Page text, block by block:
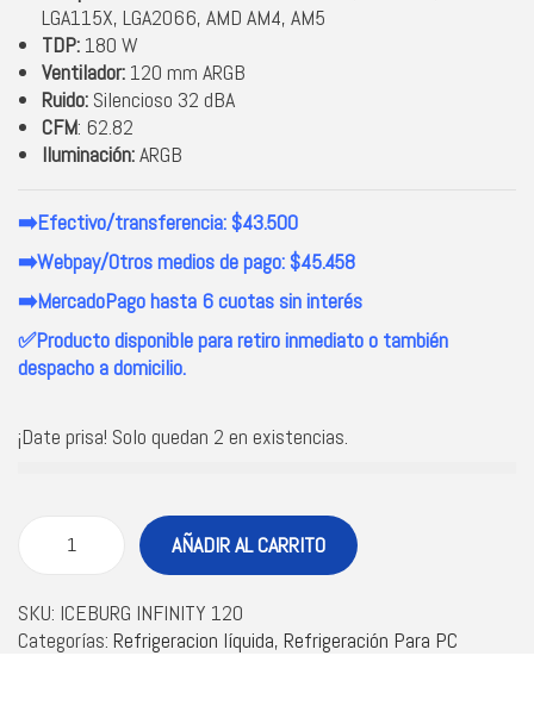
LGA115X, LGA2066, AMD AM4, AM5
TDP: 180 W
Ventilador: 120 mm ARGB
Ruido: Silencioso 32 dBA
CFM: 62.82
Iluminación:ARGB
➡️Efectivo/transferencia: $43.500
➡️Webpay/Otros medios de pago: $45.458
➡️MercadoPago hasta 6 cuotas sin interés
✅Producto disponible para retiro inmediato o también
despacho a domicilio.
¡Date prisa! Solo quedan 2 en existencias.
AÑADIR AL CARRITO
SKU: ICEBURG INFINITY 120
Categorías: Refrigeracion líquida, Refrigeración Para PC